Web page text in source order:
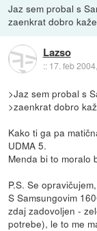
Jaz sem probal s
zaenkrat dobro
Lazso
:: 17. feb
>Jaz sem probal s
>zaenkrat dobro
Kako ti ga pa
UDMA 5.
Menda bi to moralo
P.S. Se
S Samsungovim
zdaj zadovoljen -
potrebe), le to me